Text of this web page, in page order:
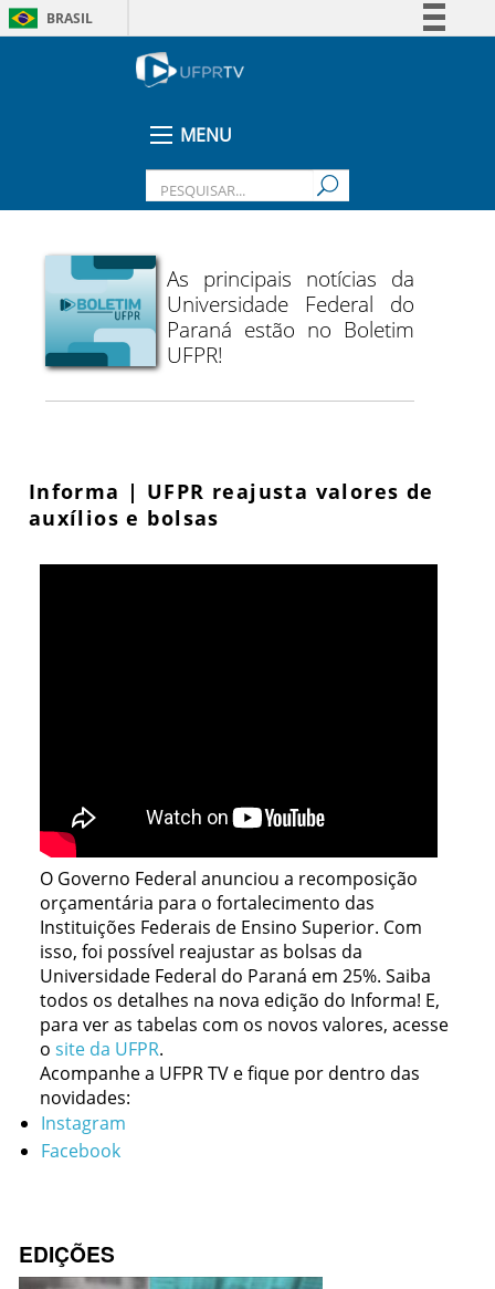
BRASIL
Legislação
MENU
As principais notícias da
Universidade Federal do
Paraná estão no Boletim
UFPR!
Informa | UFPR reajusta valores de
auxílios e bolsas
O Governo Federal anunciou a recomposição
orçamentária para o fortalecimento das
Instituições Federais de Ensino Superior. Com
isso, foi possível reajustar as bolsas da
Universidade Federal do Paraná em 25%. Saiba
todos os detalhes na nova edição do Informa! E,
para ver as tabelas com os novos valores, acesse
osite da UFPR.
Acompanhe a UFPR TV e fique por dentro das
novidades:
Instagram
Facebook
EDIÇÕES